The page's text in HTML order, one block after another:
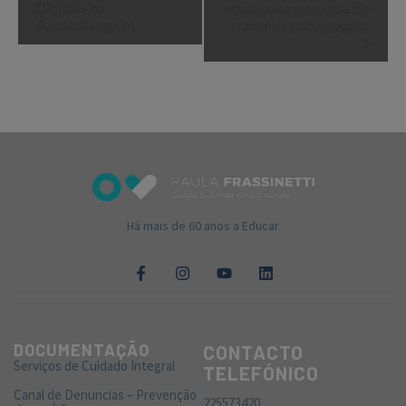
Evento
Há mais de 60 anos a Educar
DOCUMENTAÇÃO
Serviços de Cuidado Integral
Canal de Denuncias – Prevenção
CONTACTO
TELEFÓNICO
225573420